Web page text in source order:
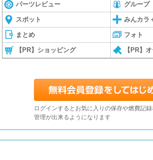
パーツレビュー グループ
スポット みんカラ
まとめ フォト
【PR】ショッピング 【PR】
ログインするとお気に入りの保存や燃費記
管理が出来るようになります